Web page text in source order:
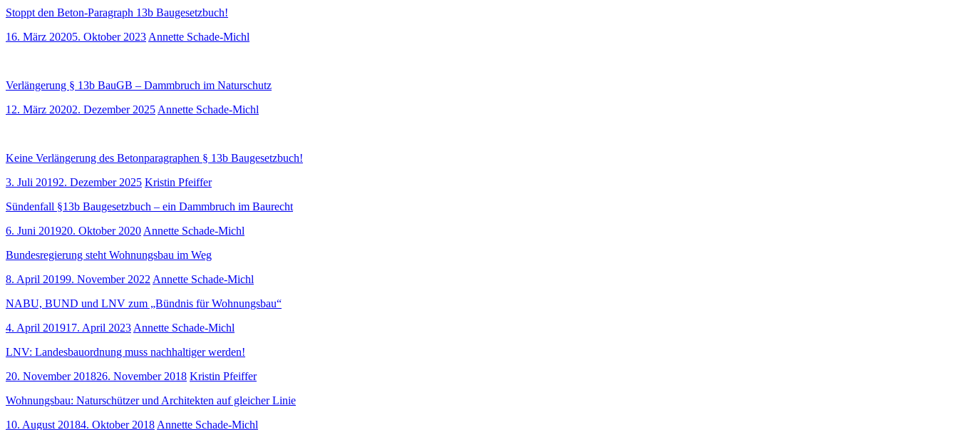
Stoppt den Beton-Paragraph 13b Baugesetzbuch!
16. März 20205. Oktober 2023 Annette Schade-Michl
Verlängerung § 13b BauGB – Dammbruch im Naturschutz
12. März 20202. Dezember 2025 Annette Schade-Michl
Keine Verlängerung des Betonparagraphen § 13b Baugesetzbuch!
3. Juli 20192. Dezember 2025 Kristin Pfeiffer
Sündenfall §13b Baugesetzbuch – ein Dammbruch im Baurecht
6. Juni 201920. Oktober 2020 Annette Schade-Michl
Bundesregierung steht Wohnungsbau im Weg
8. April 20199. November 2022 Annette Schade-Michl
NABU, BUND und LNV zum „Bündnis für Wohnungsbau“
4. April 201917. April 2023 Annette Schade-Michl
LNV: Landesbauordnung muss nachhaltiger werden!
20. November 201826. November 2018 Kristin Pfeiffer
Wohnungsbau: Naturschützer und Architekten auf gleicher Linie
10. August 20184. Oktober 2018 Annette Schade-Michl